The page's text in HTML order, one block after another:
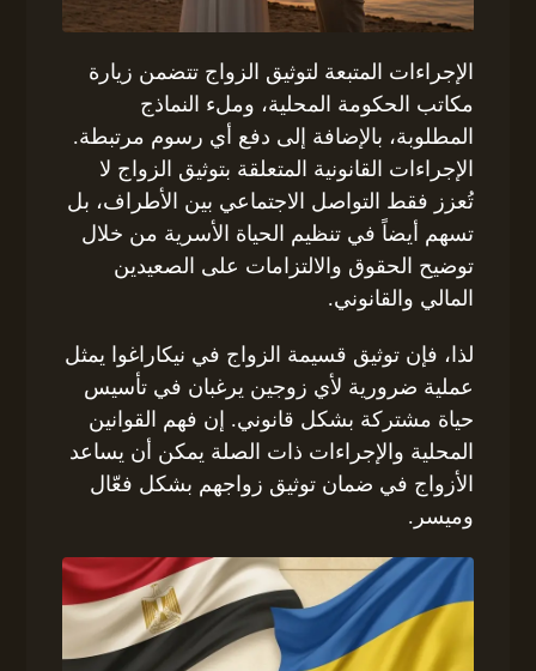
الإجراءات المتبعة لتوثيق الزواج تتضمن زيارة
مكاتب الحكومة المحلية، وملء النماذج
المطلوبة، بالإضافة إلى دفع أي رسوم مرتبطة.
الإجراءات القانونية المتعلقة بتوثيق الزواج لا
تُعزز فقط التواصل الاجتماعي بين الأطراف، بل
تسهم أيضاً في تنظيم الحياة الأسرية من خلال
توضيح الحقوق والالتزامات على الصعيدين
المالي والقانوني.
لذا، فإن توثيق قسيمة الزواج في نيكاراغوا يمثل
عملية ضرورية لأي زوجين يرغبان في تأسيس
حياة مشتركة بشكل قانوني. إن فهم القوانين
المحلية والإجراءات ذات الصلة يمكن أن يساعد
الأزواج في ضمان توثيق زواجهم بشكل فعّال
وميسر.